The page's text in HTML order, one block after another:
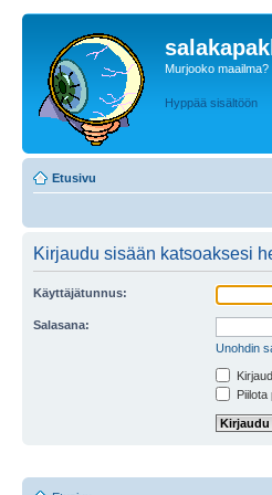
Murjooko maailma?
Hyppää sisältöön
Etusivu
Kirjaudu sisään katsoaksesi
Käyttäjätunnus:
Salasana:
Unohdin
Piilota